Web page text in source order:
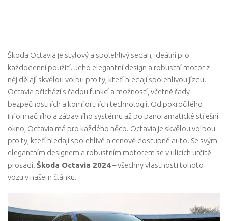
Škoda Octavia je stylový a spolehlivý sedan, ideální pro
každodenní použití. Jeho elegantní design a robustní motor z
něj dělají skvělou volbu pro ty, kteří hledají spolehlivou jízdu.
Octavia přichází s řadou funkcí a možností, včetně řady
bezpečnostních a komfortních technologií. Od pokročilého
informačního a zábavního systému až po panoramatické střešní
okno, Octavia má pro každého něco. Octavia je skvělou volbou
pro ty, kteří hledají spolehlivé a cenově dostupné auto. Se svým
elegantním designem a robustním motorem se v ulicích určitě
prosadí. Škoda Octavia 2024– všechny vlastnosti tohoto
vozu v našem článku.